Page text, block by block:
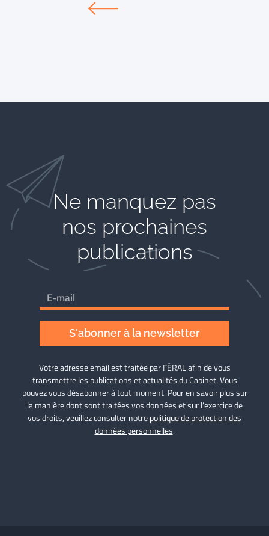
Ne manquez pas
nos prochaines
publications
S'abonner à la newsletter
Votre adresse email est traitée par FÉRAL afin de vous
transmettre les publications et actualités du Cabinet. Vous
pouvez vous désabonner à tout moment. Pour en savoir plus sur
la manière dont sont traitées vos données et sur l’exercice de
vos droits, veuillez consulter notrepolitique de protection des
données personnelles.